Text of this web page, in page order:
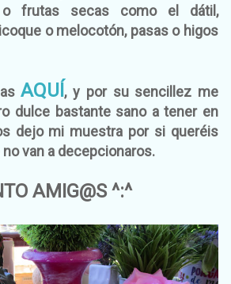
o frutas secas como el dátil,
o melocotón, pasas o higos
AQUÍ , y por su sencillez me
dulce bastante sano a tener en
dejo mi muestra por si queréis
van a decepcionaros.
AMIG@S ^:^